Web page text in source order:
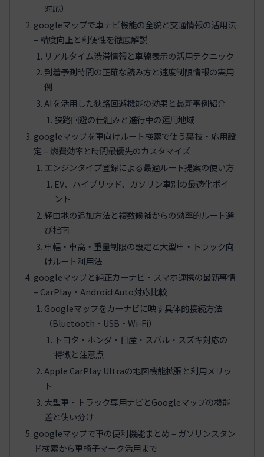
対応）
googleマップで車ナビ機能の全貌と交通情報の活用法
– 精度向上と利便性を徹底解説
リアルタイム渋滞情報と車線表示の活用テクニック
到着予測時間の正確な読み方と速度制限情報の実用
例
AIを活用した狭路回避機能の効果と最新事例紹介
狭路回避の仕組みと進行中の運用地域
googleマップを車向けルート検索で使う裏技・応用設
定 – 燃費効率と時間最優先のカスタマイズ
エンジンタイプ登録による最適ルート提案の使い方
EV、ハイブリッド、ガソリン車別の最適化ポイ
ント
経由地の追加方法と複数候補からの効率的ルート選
び指南
車幅・車高・重量制限の設定と大型車・トラック向
けルート利用法
googleマップと純正カーナビ・スマホ連携の最新事情
– CarPlay・Android Auto対応比較
Googleマップをカーナビに映す具体的接続方法
（Bluetooth・USB・Wi-Fi）
トヨタ・ホンダ・日産・スバル・スズキ対応の
特徴と注意点
Apple CarPlay Ultraの地図機能拡張と利用メリッ
ト
大型車・トラック専用ナビとGoogleマップの機能
差と使い分け
googleマップで車の便利機能まとめ – ガソリンスタン
ド検索から車椅子マーク活用まで